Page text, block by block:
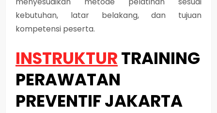
kebutuhan, latar belakang, dan tujuan
kompetensi peserta.
INSTRUKTURTRAINING
PERAWATAN
PREVENTIF JAKARTA